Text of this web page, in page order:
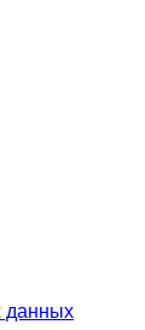
данных